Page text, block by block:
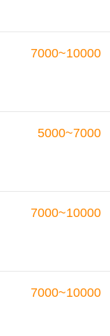
7000~10000
5000~7000
7000~10000
7000~10000